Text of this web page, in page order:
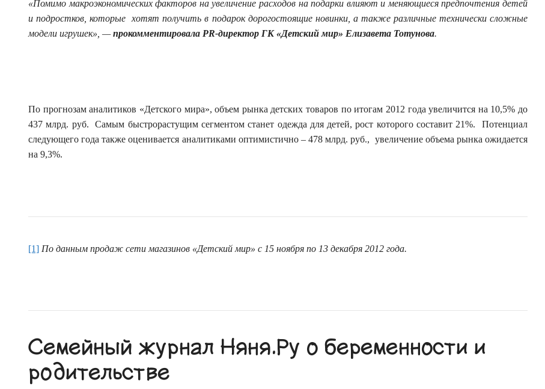
«Помимо макроэкономических факторов на увеличение расходов на подарки влияют и меняющиеся предпочтения детей
и подростков, которые хотят получить в подарок дорогостоящие новинки, а также различные технически сложные
модели игрушек», —прокомментировала PR-директор ГК «Детский мир» Елизавета Тотунова.
По прогнозам аналитиков «Детского мира», объем рынка детских товаров по итогам 2012 года увеличится на 10,5% до
437 млрд. руб. Самым быстрорастущим сегментом станет одежда для детей, рост которого составит 21%. Потенциал
следующего года также оценивается аналитиками оптимистично – 478 млрд. руб., увеличение объема рынка ожидается
на 9,3%.
[1] По данным продаж сети магазинов «Детский мир» с 15 ноября по 13 декабря 2012 года.
Семейный журнал Няня.Ру о беременности и
родительстве